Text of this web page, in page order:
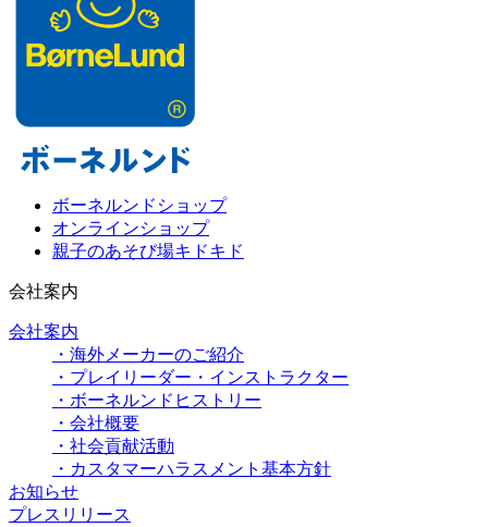
ボーネルンドショップ
オンラインショップ
親子のあそび場キドキド
会社案内
会社案内
・海外メーカーのご紹介
・プレイリーダー・インストラクター
・ボーネルンドヒストリー
・会社概要
・社会貢献活動
・カスタマーハラスメント基本方針
お知らせ
プレスリリース